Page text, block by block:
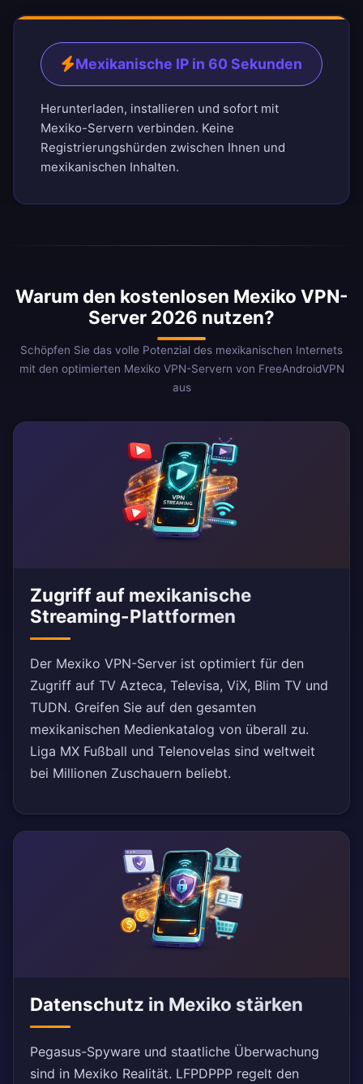
Mexikanische IP in 60 Sekunden
Herunterladen, installieren und sofort mit
Mexiko-Servern verbinden. Keine
Registrierungshürden zwischen Ihnen und
mexikanischen Inhalten.
Warum den kostenlosen Mexiko VPN-
Server 2026 nutzen?
Schöpfen Sie das volle Potenzial des mexikanischen Internets
mit den optimierten Mexiko VPN-Servern von FreeAndroidVPN
aus
Zugriff auf mexikanische
Streaming-Plattformen
Der Mexiko VPN-Server ist optimiert für den
Zugriff auf TV Azteca, Televisa, ViX, Blim TV und
TUDN. Greifen Sie auf den gesamten
mexikanischen Medienkatalog von überall zu.
Liga MX Fußball und Telenovelas sind weltweit
bei Millionen Zuschauern beliebt.
Datenschutz in Mexiko stärken
Pegasus-Spyware und staatliche Überwachung
sind in Mexiko Realität. LFPDPPP regelt den